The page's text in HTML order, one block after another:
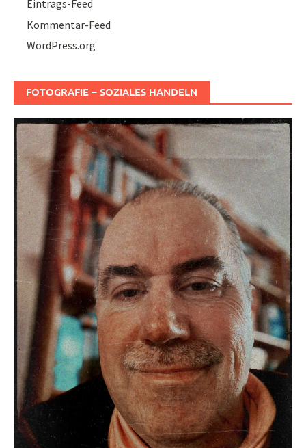
Eintrags-Feed
Kommentar-Feed
WordPress.org
FOTOGRAFIE – SOZIALES HANDELN